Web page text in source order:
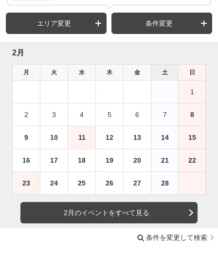
エリア変更 条件変更
2月
月 火 水 木 金 土 日
1
2 3 4 5 6 7 8
9 10 11 12 13 14 15
16 17 18 19 20 21 22
23 24 25 26 27 28
2月のイベントをすべて見る
条件を変更して検索